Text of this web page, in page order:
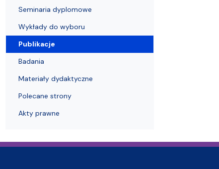
Seminaria dyplomowe
Wykłady do wyboru
Publikacje
Badania
Materiały dydaktyczne
Polecane strony
Akty prawne